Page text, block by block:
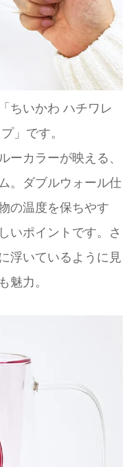
ちいかわ ハチワレ
」です。
ーカラーが映える、
。ダブルウォール仕
の温度を保ちやす
いポイントです。さ
浮いているように見
魅力。